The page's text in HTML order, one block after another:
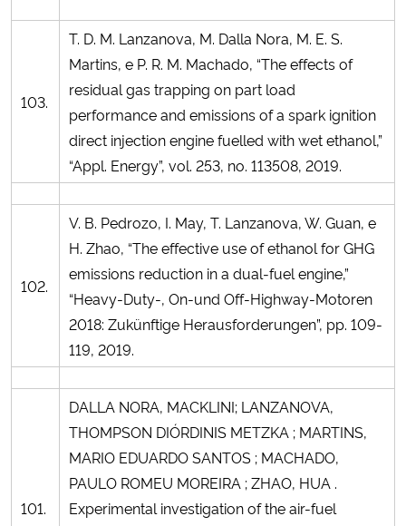
103.
T. D. M. Lanzanova, M. Dalla Nora, M. E. S.
Martins, e P. R. M. Machado, “The effects of
residual gas trapping on part load
performance and emissions of a spark ignition
direct injection engine fuelled with wet ethanol,”
“Appl. Energy”, vol. 253, no. 113508, 2019.
102.
V. B. Pedrozo, I. May, T. Lanzanova, W. Guan, e
H. Zhao, “The effective use of ethanol for GHG
emissions reduction in a dual‑fuel engine,”
“Heavy-Duty-, On-und Off-Highway-Motoren
2018: Zukünftige Herausforderungen”, pp. 109-
119, 2019.
101.
DALLA NORA, MACKLINI; LANZANOVA,
THOMPSON DIÓRDINIS METZKA ; MARTINS,
MARIO EDUARDO SANTOS ; MACHADO,
PAULO ROMEU MOREIRA ; ZHAO, HUA .
Experimental investigation of the air-fuel